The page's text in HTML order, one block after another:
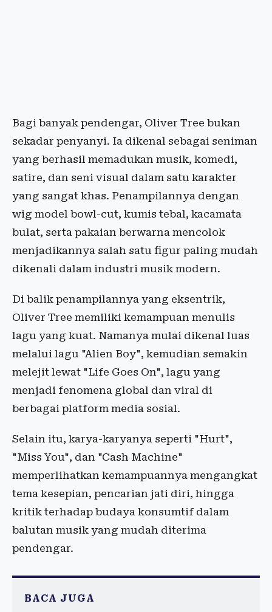
Bagi banyak pendengar, Oliver Tree bukan
sekadar penyanyi. Ia dikenal sebagai seniman
yang berhasil memadukan musik, komedi,
satire, dan seni visual dalam satu karakter
yang sangat khas. Penampilannya dengan
wig model bowl-cut, kumis tebal, kacamata
bulat, serta pakaian berwarna mencolok
menjadikannya salah satu figur paling mudah
dikenali dalam industri musik modern.
Di balik penampilannya yang eksentrik,
Oliver Tree memiliki kemampuan menulis
lagu yang kuat. Namanya mulai dikenal luas
melalui lagu "Alien Boy", kemudian semakin
melejit lewat "Life Goes On", lagu yang
menjadi fenomena global dan viral di
berbagai platform media sosial.
Selain itu, karya-karyanya seperti "Hurt",
"Miss You", dan "Cash Machine"
memperlihatkan kemampuannya mengangkat
tema kesepian, pencarian jati diri, hingga
kritik terhadap budaya konsumtif dalam
balutan musik yang mudah diterima
pendengar.
BACA JUGA